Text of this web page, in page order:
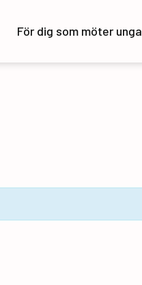
För dig som möter unga